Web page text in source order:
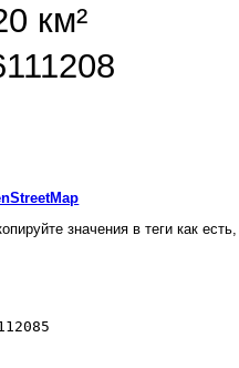
км²
значения в теги как